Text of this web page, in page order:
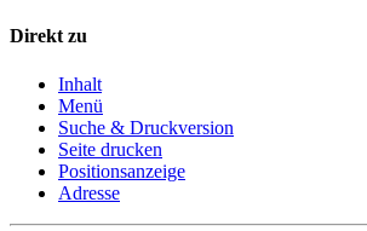
Direkt zu
Inhalt
Menü
Suche & Druckversion
Seite drucken
Positionsanzeige
Adresse